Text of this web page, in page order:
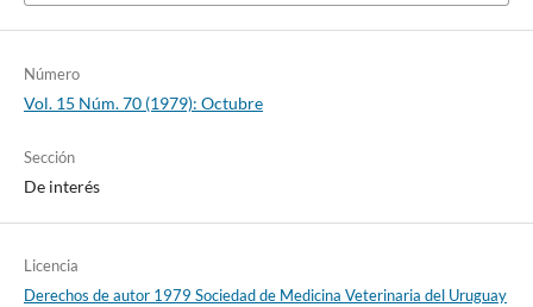
Número
Vol. 15 Núm. 70 (1979): Octubre
Sección
De interés
Licencia
Derechos de autor 1979 Sociedad de Medicina Veterinaria del Uruguay